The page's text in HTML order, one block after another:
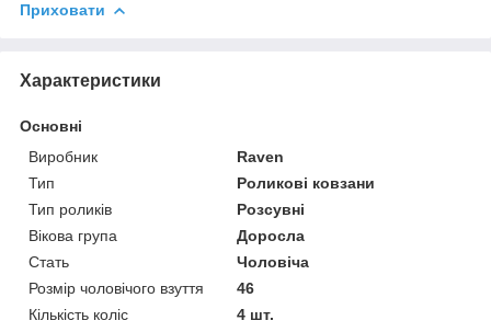
Приховати
Характеристики
Основні
Виробник
Raven
Тип
Роликові ковзани
Тип роликів
Розсувні
Вікова група
Доросла
Стать
Чоловіча
Розмір чоловічого взуття
46
Кількість коліс
4 шт.